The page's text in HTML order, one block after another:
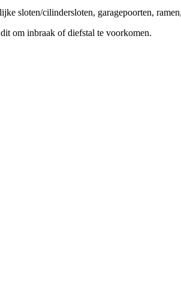
sloten/cilindersloten, garagepoorten,
om inbraak of diefstal te voorkomen.